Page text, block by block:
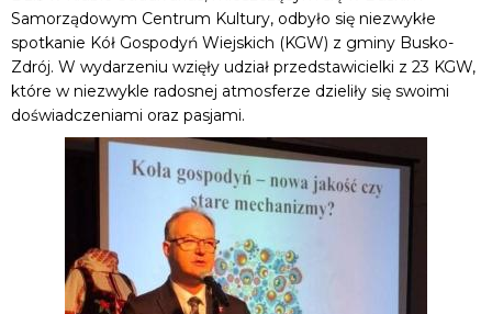
Samorządowym Centrum Kultury, odbyło się niezwykłe
spotkanie Kół Gospodyń Wiejskich (KGW) z gminy Busko-
Zdrój. W wydarzeniu wzięły udział przedstawicielki z 23 KGW,
które w niezwykle radosnej atmosferze dzieliły się swoimi
doświadczeniami oraz pasjami.